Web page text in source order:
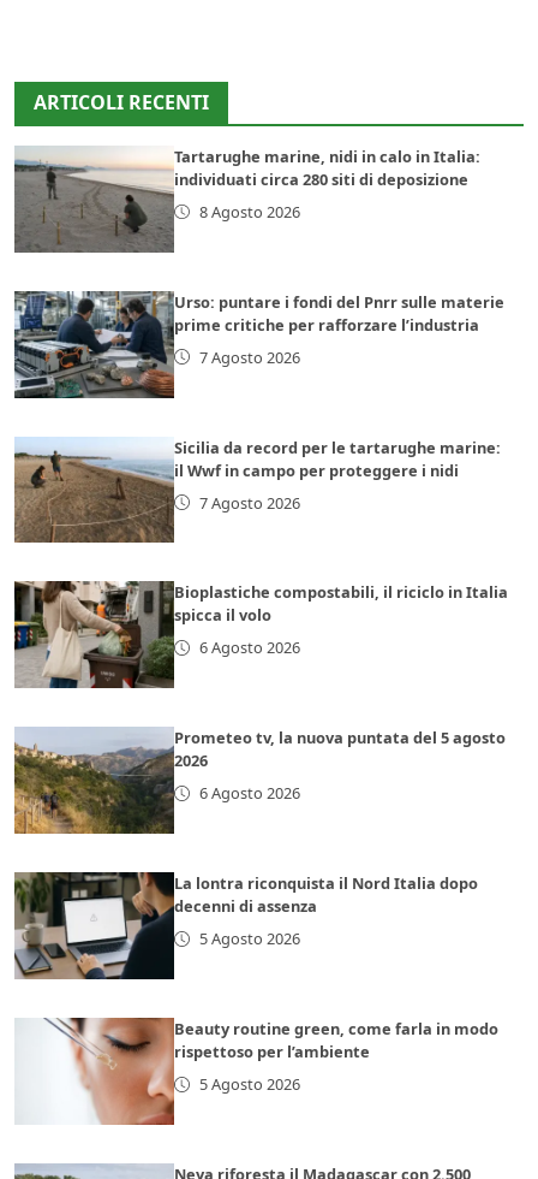
ARTICOLI RECENTI
Tartarughe marine, nidi in calo in Italia:
individuati circa 280 siti di deposizione
8 Agosto 2026
Urso: puntare i fondi del Pnrr sulle materie
prime critiche per rafforzare l’industria
7 Agosto 2026
Sicilia da record per le tartarughe marine:
il Wwf in campo per proteggere i nidi
7 Agosto 2026
Bioplastiche compostabili, il riciclo in Italia
spicca il volo
6 Agosto 2026
Prometeo tv, la nuova puntata del 5 agosto
2026
6 Agosto 2026
La lontra riconquista il Nord Italia dopo
decenni di assenza
5 Agosto 2026
Beauty routine green, come farla in modo
rispettoso per l’ambiente
5 Agosto 2026
Neya riforesta il Madagascar con 2.500